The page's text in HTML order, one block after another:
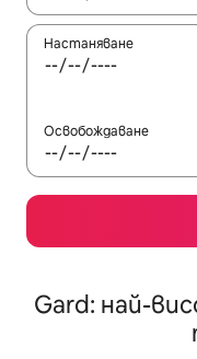
Настаняване
Освобождаване
Gard: най-